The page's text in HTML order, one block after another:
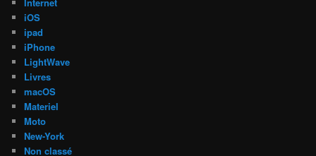
iOS
ipad
iPhone
LightWave
Livres
macOS
Materiel
Moto
New-York
Non classé